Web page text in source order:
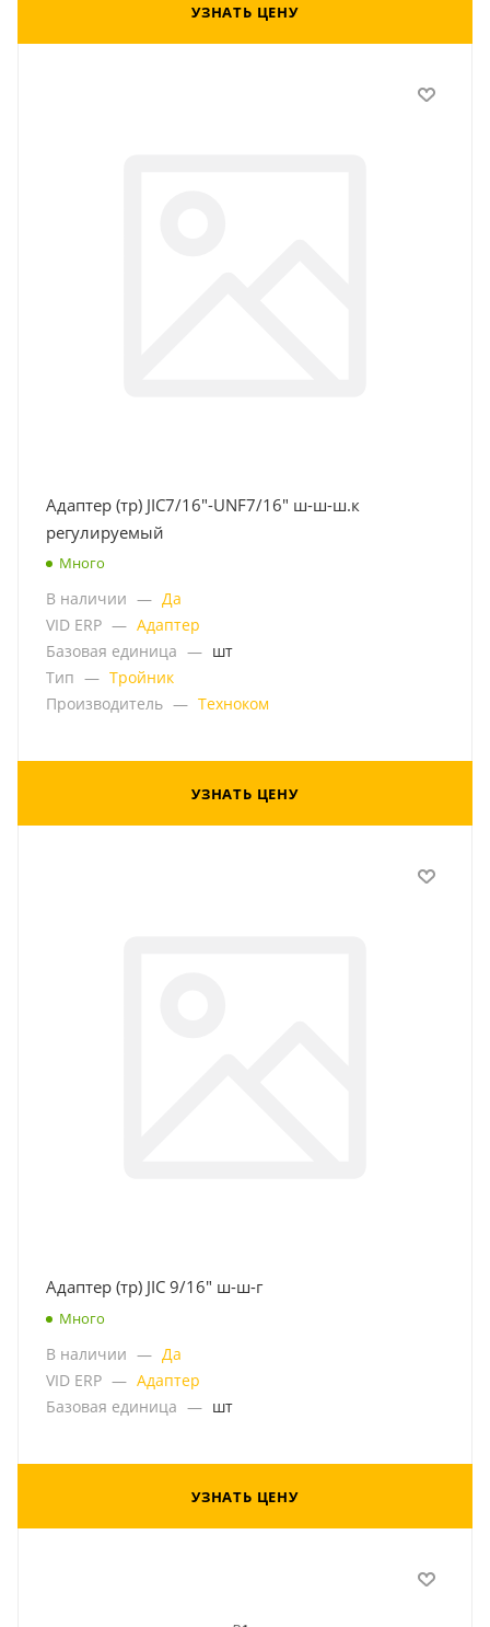
УЗНАТЬ ЦЕНУ
Адаптер (тр) JIC7/16"-UNF7/16" ш-ш-ш.к
регулируемый
Много
В наличии — Да
VID ERP — Адаптер
Базовая единица — шт
Тип — Тройник
Производитель — Техноком
УЗНАТЬ ЦЕНУ
Адаптер (тр) JIC 9/16" ш-ш-г
Много
В наличии — Да
VID ERP — Адаптер
Базовая единица — шт
УЗНАТЬ ЦЕНУ